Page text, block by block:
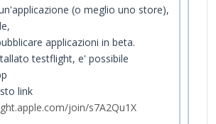
(o meglio uno store),
applicazioni in beta.
testflight, e' possibile
link
join/s7A2Qu1X